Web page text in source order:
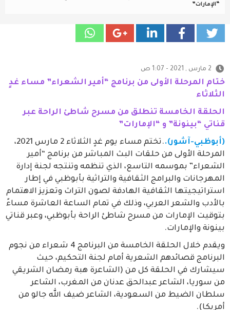
“الإمارات”
2 مارس , 2021 - 1:07 ص
ختام المرحلة الأولى من برنامج “أمير الشعراء” مساء غدٍ
الثلاثاء
الحلقة الخامسة تنطلق من مسرح شاطئ الراحة عبر
قناتي “بينونة” و “الإمارات”
(أبوظبي-آشور).
.تختم مساء يوم غدٍ الثلاثاء 2 مارس 2021،
المرحلة الأولى من حلقات البث المباشر من برنامج “أمير
الشعراء” بموسمه التاسع، الذي تنظمه وتنتجه لجنة إدارة
المهرجانات والبرامج الثقافية والتراثية بأبوظبي في إطار
استراتيجيتها الثقافية الهادفة لصون التراث وتعزيز الاهتمام
بالأدب والشعر العربي، وذلك في تمام الساعة العاشرة مساءً
بتوقيت الإمارات من مسرح شاطئ الراحة بأبوظبي، وعبر قناتي
بينونة والإمارات.
ويقدم خلال الحلقة الخامسة من البرنامج 4 شعراء من نجوم
البرنامج قصائدهم الشعرية أمام لجنة التحكيم، حيث
سيشارك في الحلقة كل من (الشاعرة هبة رمضان الشريقي
من سوريا، الشاعر عبدالحق عدنان من المغرب، الشاعر
سلطان الضيط من السعودية، الشاعر ضيف الله جالو من
أمريكا).